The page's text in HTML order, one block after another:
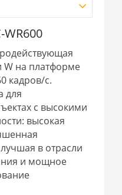
W на платформе
кадров/с.
для
с высокими
высокая
в отрасли
и мощное